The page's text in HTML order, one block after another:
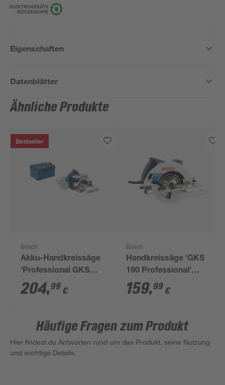
Eigenschaften
Datenblätter
Ähnliche Produkte
Bestseller
Bosch
Akku-Handkreissäge
'Professional GKS
18V-57 G' ohne Akku
18 V, mit
204,99 €
Bosch
Handkreissäge 'GKS
190 Professional'
1400 W, Ø 190 mm
159,99 €
Häufige Fragen zum Produkt
Hier findest du Antworten rund um das Produkt, seine Nutzung
und wichtige Details.